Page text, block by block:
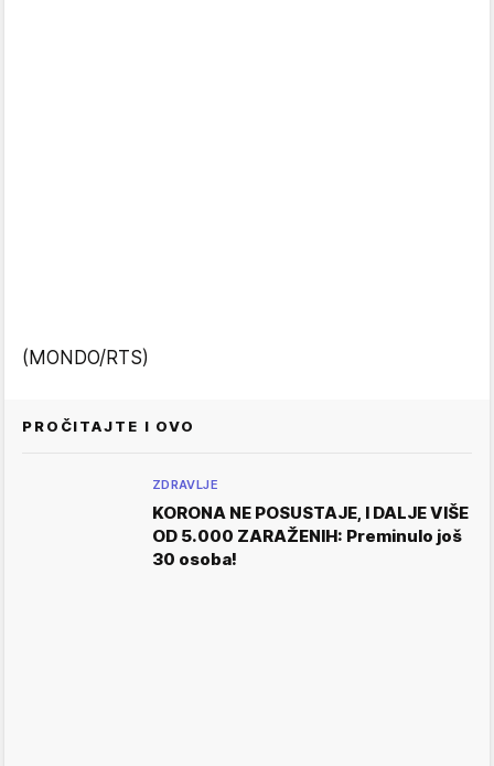
(MONDO/RTS)
PROČITAJTE I OVO
ZDRAVLJE
KORONA NE POSUSTAJE, I DALJE VIŠE
OD 5.000 ZARAŽENIH: Preminulo još
30 osoba!